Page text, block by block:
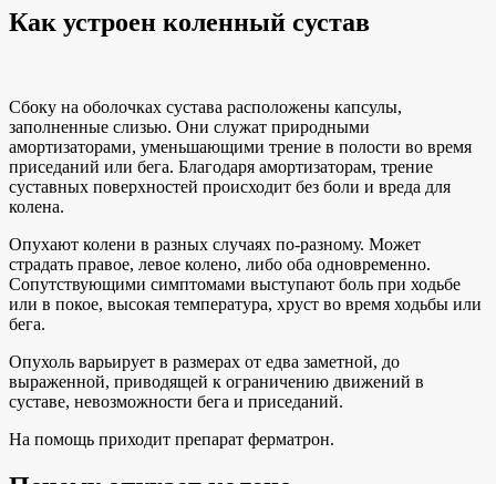
Как устроен коленный сустав
Сбоку на оболочках сустава расположены капсулы,
заполненные слизью. Они служат природными
амортизаторами, уменьшающими трение в полости во время
приседаний или бега. Благодаря амортизаторам, трение
суставных поверхностей происходит без боли и вреда для
колена.
Опухают колени в разных случаях по-разному. Может
страдать правое, левое колено, либо оба одновременно.
Сопутствующими симптомами выступают боль при ходьбе
или в покое, высокая температура, хруст во время ходьбы или
бега.
Опухоль варьирует в размерах от едва заметной, до
выраженной, приводящей к ограничению движений в
суставе, невозможности бега и приседаний.
На помощь приходит препарат ферматрон.